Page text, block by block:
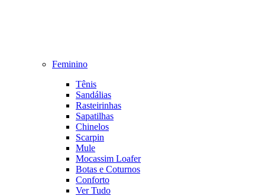
Feminino
Tênis
Sandálias
Rasteirinhas
Sapatilhas
Chinelos
Scarpin
Mule
Mocassim Loafer
Botas e Coturnos
Conforto
Ver Tudo